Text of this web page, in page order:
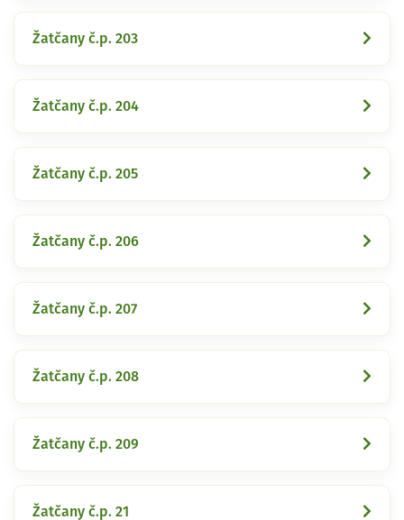
Žatčany č.p. 203
Žatčany č.p. 204
Žatčany č.p. 205
Žatčany č.p. 206
Žatčany č.p. 207
Žatčany č.p. 208
Žatčany č.p. 209
Žatčany č.p. 21